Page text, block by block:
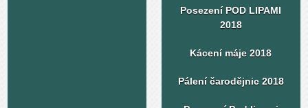
Posezení POD LIPAMI
2018
Kácení máje 2018
Pálení čarodějnic 2018